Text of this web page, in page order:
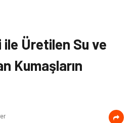
Üretilen Su ve
Kumaşların